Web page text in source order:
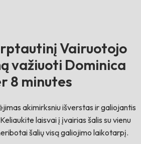
Vairuotojo
važiuoti Dominica
8 minutes
akimirksniu išverstas ir galiojantis
laisvai į įvairias šalis su vienu
šalių visą galiojimo laikotarpį.